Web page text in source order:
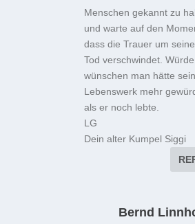
Menschen gekannt zu
und warte auf den
dass die Trauer um
Tod verschwindet.
wünschen man hätte sein
Lebenswerk mehr
als er noch lebte.
LG
Dein alter Kumpel Siggi
Bernd